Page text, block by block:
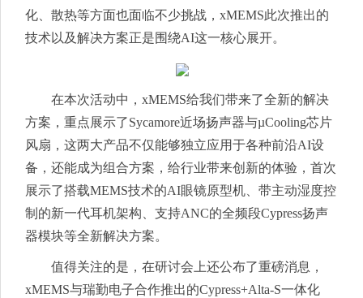
化、散热等方面也面临不少挑战，xMEMS此次推出的
技术以及解决方案正是围绕AI这一核心展开。
在本次活动中，xMEMS给我们带来了全新的解决
方案，重点展示了Sycamore近场扬声器与µCooling芯片
风扇，这两大产品不仅能够独立应用于各种前沿AI设
备，还能成为组合方案，给行业带来创新的体验，首次
展示了搭载MEMS技术的AI眼镜原型机、带主动湿度控
制的新一代耳机架构、支持ANC的全频段Cypress扬声
器模块等全新解决方案。
值得关注的是，在研讨会上还公布了重磅消息，
xMEMS与瑞勤电子合作推出的Cypress+Alta-S一体化